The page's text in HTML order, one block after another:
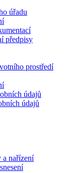
úřadu
předpisy
prostředí
údajů
údajů
a nařízení